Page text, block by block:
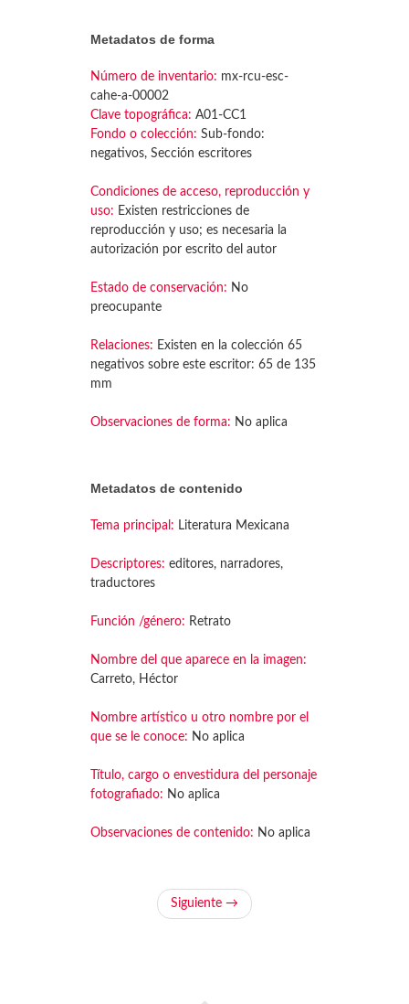
Metadatos de forma
Número de inventario: mx-rcu-esc-
cahe-a-00002
Clave topográfica: A01-CC1
Fondo o colección: Sub-fondo:
negativos, Sección escritores
Condiciones de acceso, reproducción y
uso: Existen restricciones de
reproducción y uso; es necesaria la
autorización por escrito del autor
Estado de conservación: No
preocupante
Relaciones: Existen en la colección 65
negativos sobre este escritor: 65 de 135
mm
Observaciones de forma: No aplica
Metadatos de contenido
Tema principal: Literatura Mexicana
Descriptores: editores, narradores,
traductores
Función /género: Retrato
Nombre del que aparece en la imagen:
Carreto, Héctor
Nombre artístico u otro nombre por el
que se le conoce: No aplica
Título, cargo o envestidura del personaje
fotografiado: No aplica
Observaciones de contenido: No aplica
Siguiente →